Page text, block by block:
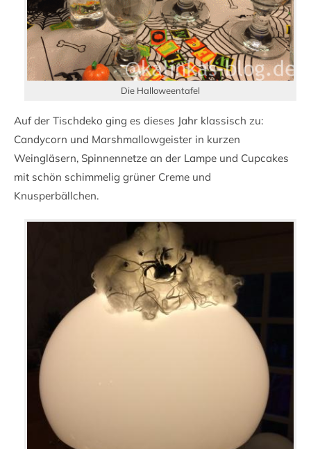
Die Halloweentafel
Auf der Tischdeko ging es dieses Jahr klassisch zu:
Candycorn und Marshmallowgeister in kurzen
Weingläsern, Spinnennetze an der Lampe und Cupcakes
mit schön schimmelig grüner Creme und
Knusperbällchen.